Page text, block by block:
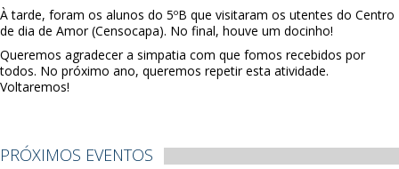
À tarde, foram os alunos do 5ºB que visitaram os utentes do Centro
de dia de Amor (Censocapa). No final, houve um docinho!
Queremos agradecer a simpatia com que fomos recebidos por
todos. No próximo ano, queremos repetir esta atividade.
Voltaremos!
PRÓXIMOS EVENTOS